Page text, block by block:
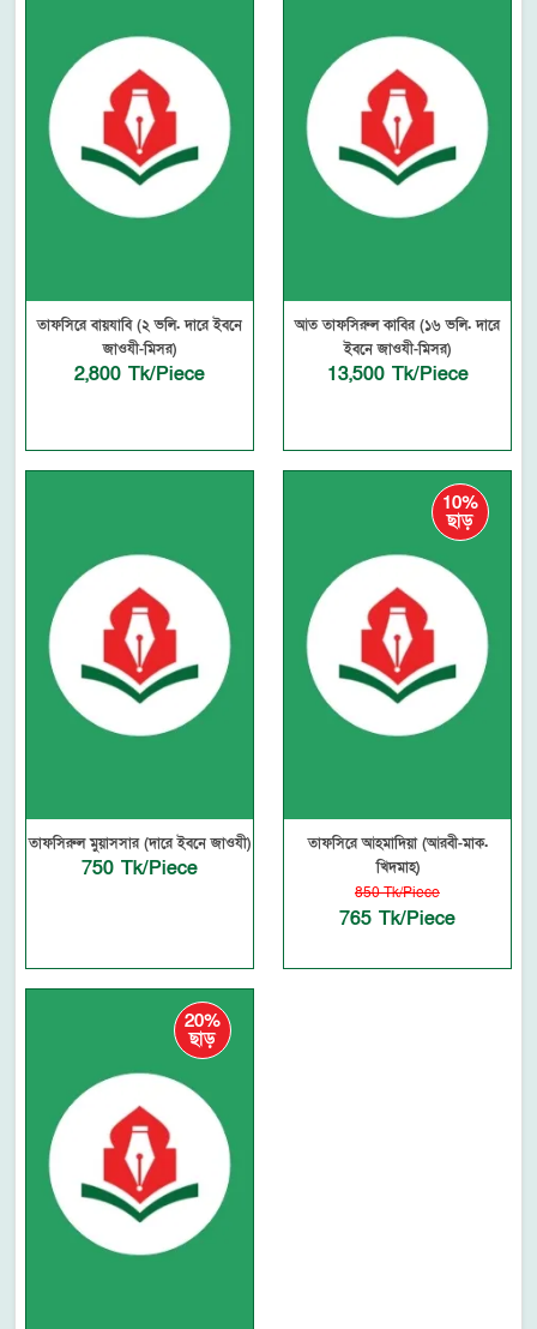
তাফসিরে বায়যাবি (২ ভলি. দারে ইবনে
জাওযী-মিসর)
2,800 Tk/Piece
আত তাফসিরুল কাবির (১৬ ভলি. দারে
ইবনে জাওযী-মিসর)
13,500 Tk/Piece
তাফসিরুল মুয়াসসার (দারে ইবনে জাওযী)
750 Tk/Piece
10%
ছাড়
তাফসিরে আহমাদিয়া (আরবী-মাক.
খিদমাহ)
850 Tk/Piece
765 Tk/Piece
20%
ছাড়